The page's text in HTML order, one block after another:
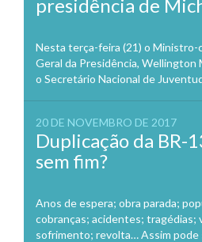
presidência de
Nesta terça-feira (21) o Ministro-
Geral da Presidência, Wellington
o Secretário Nacional de
20 DE NOVEMBRO DE 2017
Duplicação da BR-
sem fim?
Anos de espera; obra parada;
cobranças; acidentes; tragédias;
sofrimento; revolta… Assim pode